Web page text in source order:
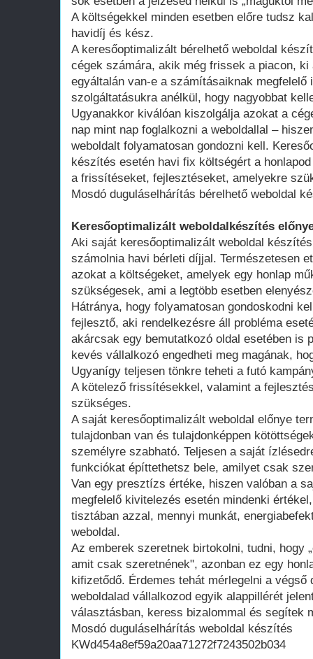
A költségekkel minden esetben előre tudsz
havidíj és kész.
A keresőoptimalizált bérelhető weboldal
cégek számára, akik még frissek a piacon, ki
egyáltalán van-e a számításaiknak megfelelő
szolgáltatásukra anélkül, hogy nagyobbat
Ugyanakkor kiválóan kiszolgálja azokat a
nap mint nap foglalkozni a weboldallal –
weboldalt folyamatosan gondozni kell.
készítés esetén havi fix költségért a
a frissítéseket, fejlesztéseket, amelyekre
Mosdó duguláselhárítás bérelhető weboldal
Keresőoptimalizált weboldalkészítés
Aki saját keresőoptimalizált weboldal
számolnia havi bérleti díjjal. Természetesen
azokat a költségeket, amelyek egy honlap
szükségesek, ami a legtöbb esetben
Hátránya, hogy folyamatosan gondoskodni
fejlesztő, aki rendelkezésre áll probléma
akárcsak egy bemutatkozó oldal esetében is
kevés vállalkozó engedheti meg magának,
Ugyanígy teljesen tönkre teheti a futó
A kötelező frissítésekkel, valamint a
szükséges.
A saját keresőoptimalizált weboldal előnye
tulajdonban van és tulajdonképpen
személyre szabható. Teljesen a saját
funkciókat építtethetsz bele, amilyet csak
Van egy presztízs értéke, hiszen valóban a
megfelelő kivitelezés esetén mindenki
tisztában azzal, mennyi munkát,
weboldal.
Az emberek szeretnek birtokolni, tudni, hogy
amit csak szeretnének", azonban ez egy
kifizetődő. Érdemes tehát mérlegelni a végső
weboldalad vállalkozod egyik alappillérét
választásban, keress bizalommal és segítek
Mosdó duguláselhárítás weboldal készítés
KWd454a8ef59a20aa71272f7243502b034